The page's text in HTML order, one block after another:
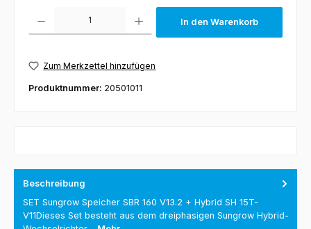
Produkt Anzahl: Gib den gewünschten Wert ein oder benutze die
In den Warenkorb
Zum Merkzettel hinzufügen
Produktnummer: 20501011
Beschreibung
SET Sungrow Speicher SBR 160 V13.2 + Hybrid SH 15T-
V11Dieses Set besteht aus dem dreiphasigen Sungrow Hybrid-